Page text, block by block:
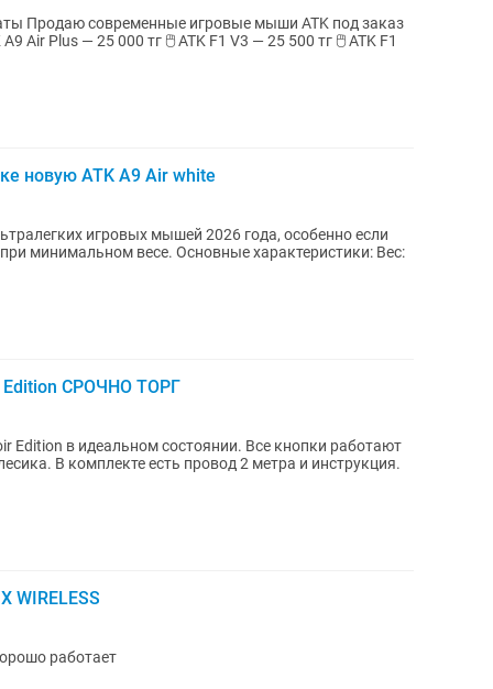
новую ATK A9 Air white
игровых мышей 2026 года, особенно если
Основные характеристики: Вес:
Edition СРОЧНО ТОРГ
Edition в идеальном состоянии. Все кнопки работают
В комплекте есть провод 2 метра и инструкция.
WIRELESS
работает